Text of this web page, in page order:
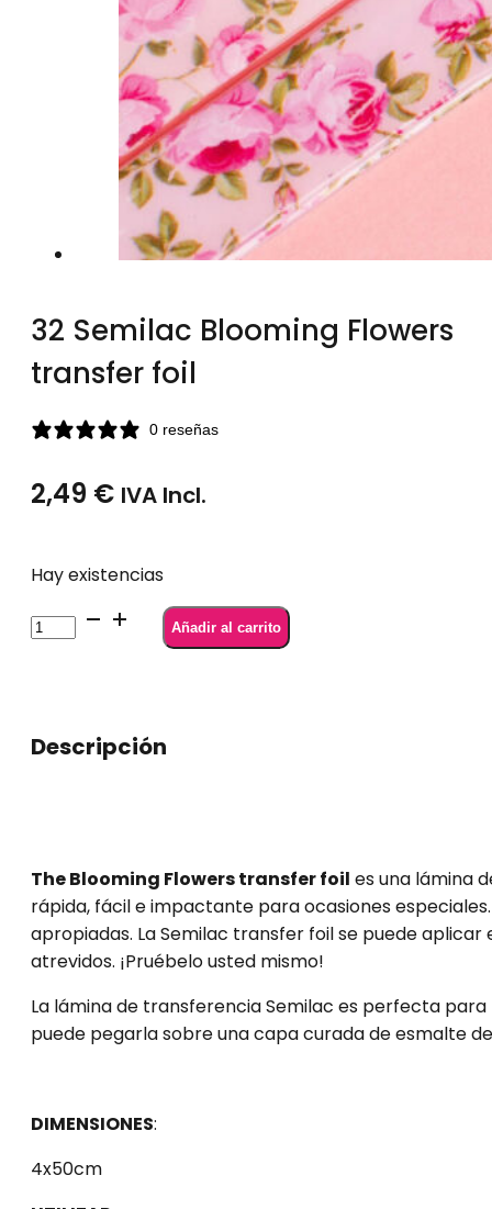
32 Semilac Blooming Flowers
transfer foil
0 reseñas
2,49 € IVA Incl.
Hay existencias
32
Semilac
foil
Añadir al carrito
Descripción
The Blooming Flowers transfer foil es una lámina
rápida, fácil e impactante para ocasiones
apropiadas. La Semilac transfer foil se puede
atrevidos. ¡Pruébelo usted mismo!
La lámina de transferencia Semilac es perfecta
puede pegarla sobre una capa curada de esmalte
DIMENSIONES:
4x50cm